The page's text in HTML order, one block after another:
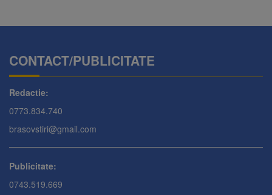
CONTACT/PUBLICITATE
Redactie:
0773.834.740
brasovstiri@gmail.com
Publicitate:
0743.519.669